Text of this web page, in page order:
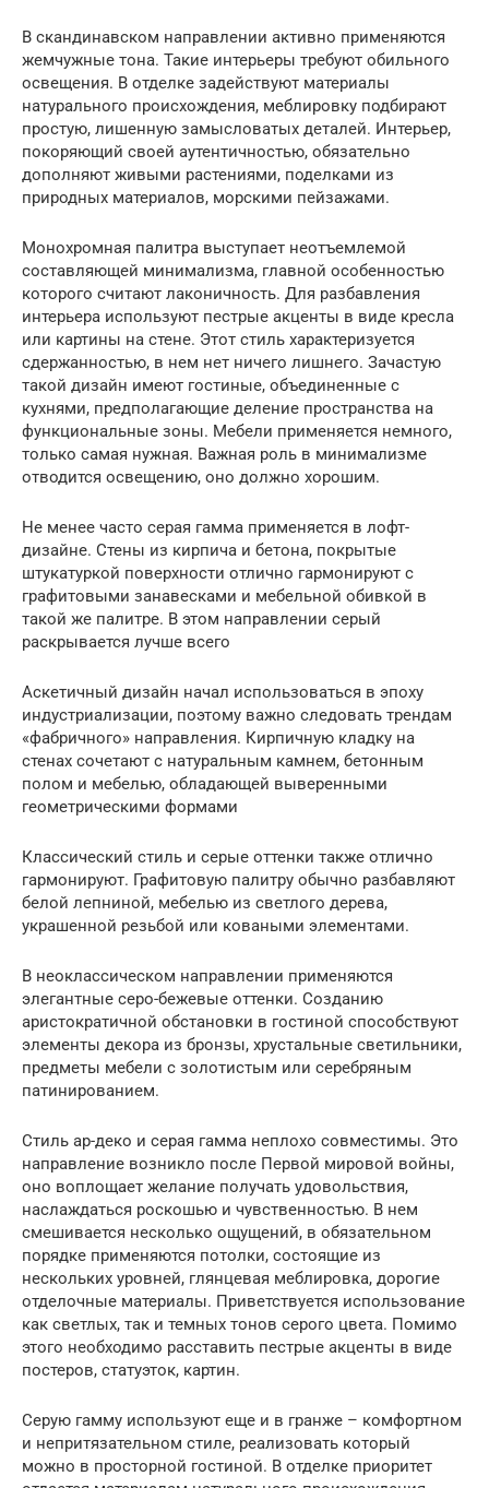
В скандинавском направлении активно применяются
жемчужные тона. Такие интерьеры требуют обильного
освещения. В отделке задействуют материалы
натурального происхождения, меблировку подбирают
простую, лишенную замысловатых деталей. Интерьер,
покоряющий своей аутентичностью, обязательно
дополняют живыми растениями, поделками из
природных материалов, морскими пейзажами.
Монохромная палитра выступает неотъемлемой
составляющей минимализма, главной особенностью
которого считают лаконичность. Для разбавления
интерьера используют пестрые акценты в виде кресла
или картины на стене. Этот стиль характеризуется
сдержанностью, в нем нет ничего лишнего. Зачастую
такой дизайн имеют гостиные, объединенные с
кухнями, предполагающие деление пространства на
функциональные зоны. Мебели применяется немного,
только самая нужная. Важная роль в минимализме
отводится освещению, оно должно хорошим.
Не менее часто серая гамма применяется в лофт-
дизайне. Стены из кирпича и бетона, покрытые
штукатуркой поверхности отлично гармонируют с
графитовыми занавесками и мебельной обивкой в
такой же палитре. В этом направлении серый
раскрывается лучше всего
Аскетичный дизайн начал использоваться в эпоху
индустриализации, поэтому важно следовать трендам
«фабричного» направления. Кирпичную кладку на
стенах сочетают с натуральным камнем, бетонным
полом и мебелью, обладающей выверенными
геометрическими формами
Классический стиль и серые оттенки также отлично
гармонируют. Графитовую палитру обычно разбавляют
белой лепниной, мебелью из светлого дерева,
украшенной резьбой или коваными элементами.
В неоклассическом направлении применяются
элегантные серо-бежевые оттенки. Созданию
аристократичной обстановки в гостиной способствуют
элементы декора из бронзы, хрустальные светильники,
предметы мебели с золотистым или серебряным
патинированием.
Стиль ар-деко и серая гамма неплохо совместимы. Это
направление возникло после Первой мировой войны,
оно воплощает желание получать удовольствия,
наслаждаться роскошью и чувственностью. В нем
смешивается несколько ощущений, в обязательном
порядке применяются потолки, состоящие из
нескольких уровней, глянцевая меблировка, дорогие
отделочные материалы. Приветствуется использование
как светлых, так и темных тонов серого цвета. Помимо
этого необходимо расставить пестрые акценты в виде
постеров, статуэток, картин.
Серую гамму используют еще и в гранже – комфортном
и непритязательном стиле, реализовать который
можно в просторной гостиной. В отделке приоритет